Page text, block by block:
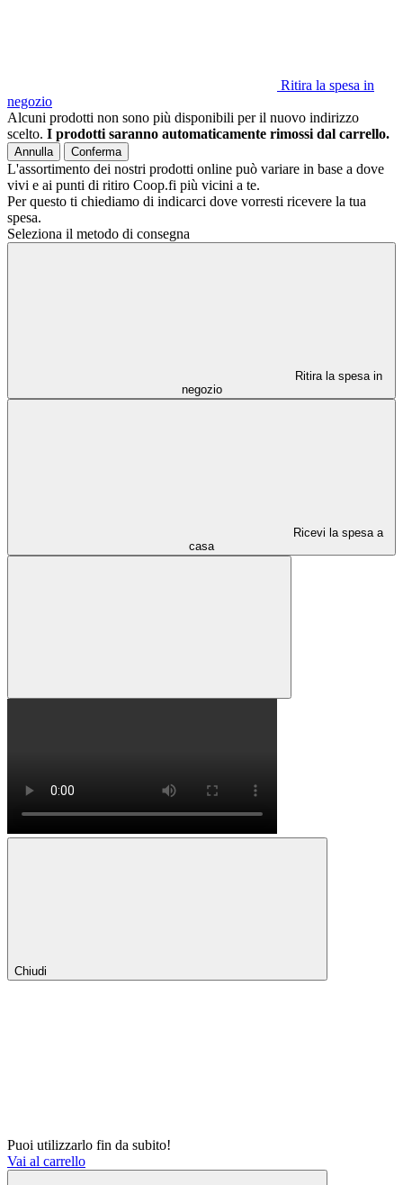
Ritira la spesa in
negozio
Alcuni prodotti non sono più disponibili per il nuovo indirizzo
scelto. I prodotti saranno automaticamente rimossi dal carrello.
Annulla Conferma
L'assortimento dei nostri prodotti online può variare in base a dove
vivi e ai punti di ritiro Coop.fi più vicini a te.
Per questo ti chiediamo di indicarci dove vorresti ricevere la tua
spesa.
Seleziona il metodo di consegna
Ritira la spesa in
negozio
Ricevi la spesa a
casa
Chiudi
Puoi utilizzarlo fin da subito!
Vai al carrello